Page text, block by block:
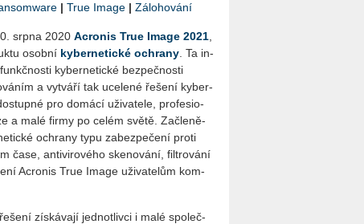
| True Image | Zálohování
srpna 2020 Acro­nis True Image 2021
osob­ní ky­ber­ne­tic­ké ochra­ny . Ta in­
ky­ber­ne­tic­ké bez­peč­nos­ti
a vy­tvá­ří tak uce­le­né ře­še­ní ky­ber­
pro do­má­cí uži­va­te­le, pro­fe­si­o­
a malé firmy po celém světě. Za­čle­ně­
ochra­ny typu za­bez­pe­če­ní proti
čase, an­ti­vi­ro­vé­ho ske­no­vá­ní, fil­tro­vá­ní
Acro­nis True Image uži­va­te­lům kom­
zís­ká­va­jí jed­not­liv­ci i malé spo­leč­